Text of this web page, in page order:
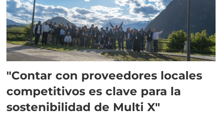
"Contar con proveedores locales
competitivos es clave para la
sostenibilidad de Multi X"